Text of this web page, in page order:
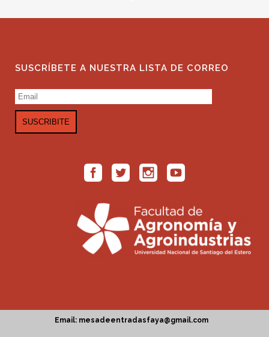
SUSCRÍBETE A NUESTRA LISTA DE CORREO
Email: mesadeentradasfaya@gmail.com